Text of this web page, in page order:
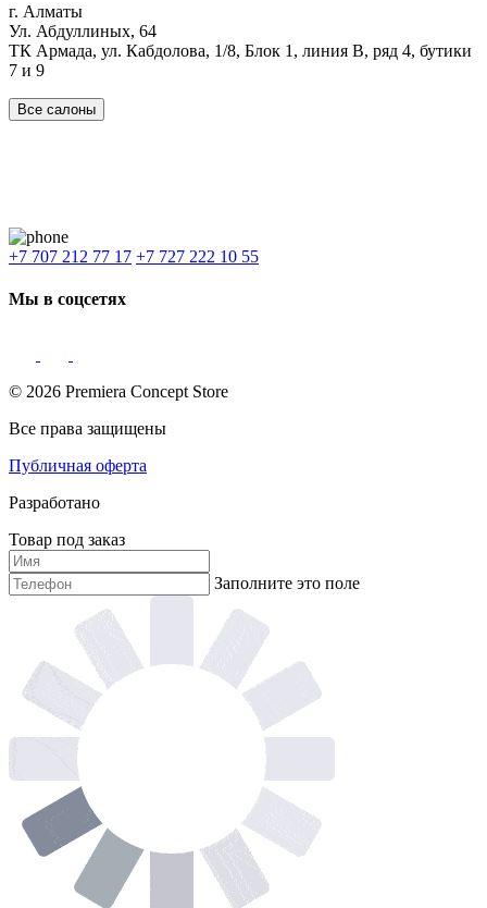
г. Алматы
Ул. Абдуллиных, 64
ТК Армада, ул. Кабдолова, 1/8, Блок 1, линия В, ряд 4, бутики
7 и 9
Все салоны
+7 707 212 77 17 +7 727 222 10 55
Мы в соцсетях
© 2026 Premiera Concept Store
Все права защищены
Публичная оферта
Разработано
Товар под заказ
Заполните это поле